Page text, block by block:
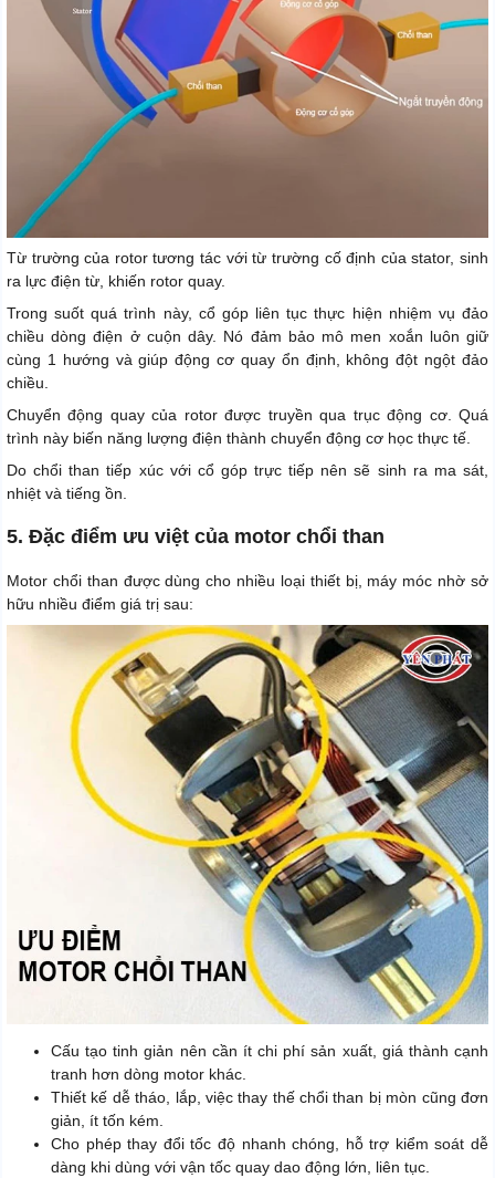
Từ trường của rotor tương tác với từ trường cố định của stator, sinh
ra lực điện từ, khiến rotor quay.
Trong suốt quá trình này, cổ góp liên tục thực hiện nhiệm vụ đảo
chiều dòng điện ở cuộn dây. Nó đảm bảo mô men xoắn luôn giữ
cùng 1 hướng và giúp động cơ quay ổn định, không đột ngột đảo
chiều.
Chuyển động quay của rotor được truyền qua trục động cơ. Quá
trình này biến năng lượng điện thành chuyển động cơ học thực tế.
Do chổi than tiếp xúc với cổ góp trực tiếp nên sẽ sinh ra ma sát,
nhiệt và tiếng ồn.
5. Đặc điểm ưu việt của motor chổi than
Motor chổi than được dùng cho nhiều loại thiết bị, máy móc nhờ sở
hữu nhiều điểm giá trị sau:
Cấu tạo tinh giản nên cần ít chi phí sản xuất, giá thành cạnh
tranh hơn dòng motor khác.
Thiết kế dễ tháo, lắp, việc thay thế chổi than bị mòn cũng đơn
giản, ít tốn kém.
Cho phép thay đổi tốc độ nhanh chóng, hỗ trợ kiểm soát dễ
dàng khi dùng với vận tốc quay dao động lớn, liên tục.